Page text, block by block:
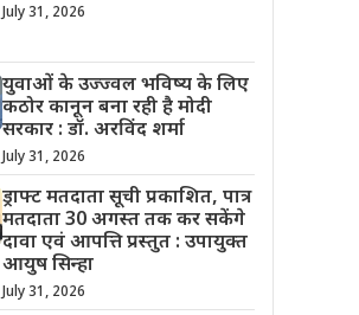
July 31, 2026
युवाओं के उज्ज्वल भविष्य के लिए
कठोर कानून बना रही है मोदी
सरकार : डॉ. अरविंद शर्मा
July 31, 2026
ड्राफ्ट मतदाता सूची प्रकाशित, पात्र
मतदाता 30 अगस्त तक कर सकेंगे
दावा एवं आपत्ति प्रस्तुत : उपायुक्त
आयुष सिन्हा
July 31, 2026